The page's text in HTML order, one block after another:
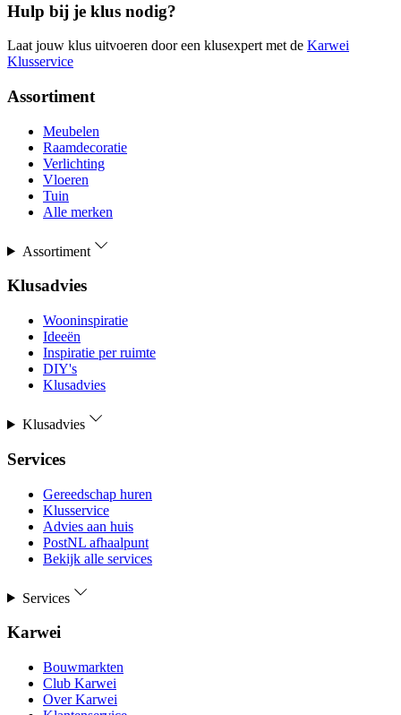
Hulp bij je klus nodig?
Laat jouw klus uitvoeren door een klusexpert met de Karwei
Klusservice
Assortiment
Meubelen
Raamdecoratie
Verlichting
Vloeren
Tuin
Alle merken
Assortiment
Klusadvies
Wooninspiratie
Ideeën
Inspiratie per ruimte
DIY's
Klusadvies
Klusadvies
Services
Gereedschap huren
Klusservice
Advies aan huis
PostNL afhaalpunt
Bekijk alle services
Services
Karwei
Bouwmarkten
Club Karwei
Over Karwei